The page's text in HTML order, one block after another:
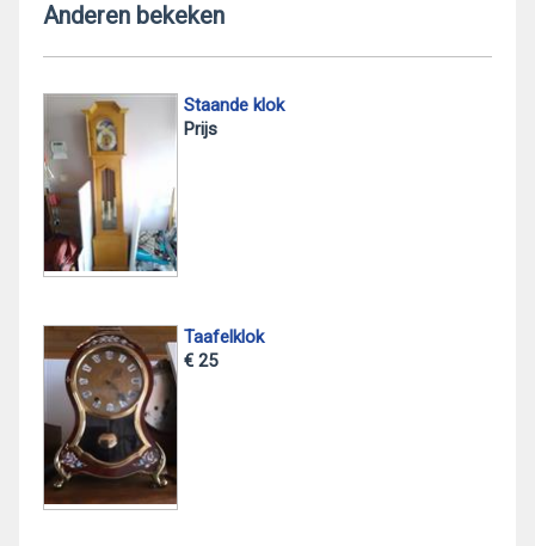
Anderen bekeken
Staande klok
Prijs
Taafelklok
€ 25